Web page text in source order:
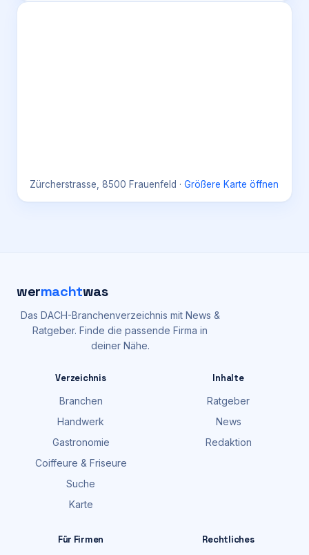
Zürcherstrasse, 8500 Frauenfeld · Größere Karte öffnen
wermachtwas
Das DACH-Branchenverzeichnis mit News &
Ratgeber. Finde die passende Firma in
deiner Nähe.
Verzeichnis
Branchen
Handwerk
Gastronomie
Coiffeure & Friseure
Suche
Karte
Inhalte
Ratgeber
News
Redaktion
Für Firmen Rechtliches